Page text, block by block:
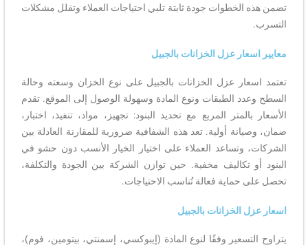
تضمن هذه الخطوات جودة ثابتة تلبي احتياجات العملاء وتقلل مشكلات
التسرب.
معايير اسعار عزل الخزانات بالجبيل
تعتمد اسعار عزل الخزانات بالجبيل على نوع الخزان وسعته وحالة
السطح وعدد الطبقات ونوع المادة وسهولة الوصول إلى الموقع. تقدم
الأسعار بالمتر المربع مع تحديد البنود: تجهيز، مواد، تنفيذ، اختبار،
ضمان، وصيانة أولية. تعد هذه الشفافية ضرورية للمقارنة العادلة بين
الشركات، وتساعد العملاء على اختيار الخيار الأنسب دون حشو في
البنود أو تكاليف مخفية. حين توازن الشركة بين الجودة والتكلفة،
تحصل على حماية فعالة تُناسب الاحتياجات.
اسعار عزل الخزانات بالجبيل
يتراوح التسعير وفقًا لنوع المادة (إيبوكسي، إسمنتي، بيتومين، فوم)،